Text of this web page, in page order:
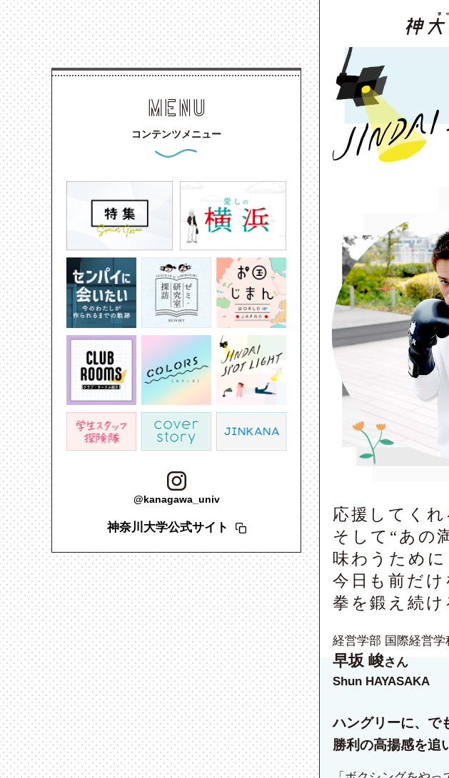
応援してく
そして“あの
味わうために
今日も前だけ
拳を鍛え続け
経営学部 国際経営学
早坂 峻さん
Shun HAYASAKA
ハングリーに、で
勝利の高揚感を追
MENU
コンテンツメニュー
@kanagawa_univ
神奈川大学公式サイト
技で世界3
、そして
／立石 隆
ナーに！大きな夢を叶えるべ
く起業に挑戦／髙橋 良太さん
2026.01.26
「世界一周工作の旅」に出
発！各国で“ものづくり”の可
能性を探る／服部 真恋さん
2025.09.08
）
ひとつでも
めに「今の
と」を探す
2025.02.25
（SPOT